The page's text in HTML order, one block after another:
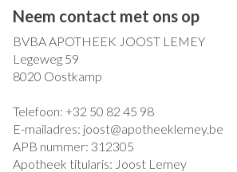
Neem contact met ons op
BVBA APOTHEEK JOOST LEMEY
Legeweg 59
8020 Oostkamp
Telefoon: +32 50 82 45 98
E-mailadres: joost@apotheeklemey.be
APB nummer: 312305
Apotheek titularis: Joost Lemey